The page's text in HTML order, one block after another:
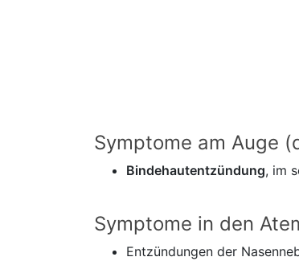
Symptome am Auge
Bindehautentzündung, im
Symptome in den
Entzündungen der